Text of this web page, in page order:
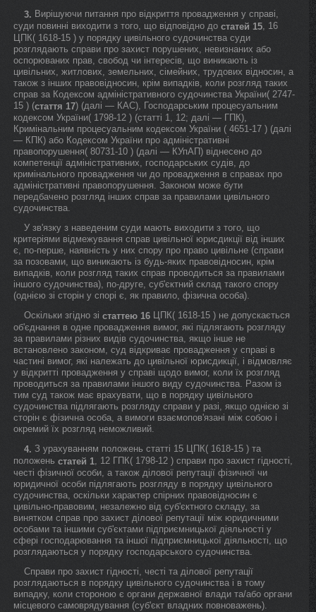
3. Вирішуючи питання про відкриття провадження у справі,
суди повинні виходити з того, що відповідно до статей 15, 16
ЦПК( 1618-15 ) у порядку цивільного судочинства суди
розглядають справи про захист порушених, невизнаних або
оспорюваних прав, свобод чи інтересів, що виникають із
цивільних, житлових, земельних, сімейних, трудових відносин, а
також з інших правовідносин, крім випадків, коли розгляд таких
справ за Кодексом адміністративного судочинства України( 2747-
15 ) (стаття 17) (далі — КАС), Господарським процесуальним
кодексом України( 1798-12 ) (статті 1, 12; далі — ГПК),
Кримінальним процесуальним кодексом України ( 4651-17 ) (далі
— КПК) або Кодексом України про адміністративні
правопорушення( 80731-10 ) (далі — КУпАП) віднесено до
компетенції адміністративних, господарських судів, до
кримінального провадження чи до провадження в справах про
адміністративні правопорушення. Законом може бути
передбачено розгляд інших справ за правилами цивільного
судочинства.
У зв'язку з наведеним суди мають виходити з того, що
критеріями відмежування справ цивільної юрисдикції від інших
є, по-перше, наявність у них спору про право цивільне (справи
за позовами, що виникають із будь-яких правовідносин, крім
випадків, коли розгляд таких справ проводиться за правилами
іншого судочинства), по-друге, суб'єктний склад такого спору
(однією зі сторін у спорі є, як правило, фізична особа).
Оскільки згідно зі статтею 16 ЦПК( 1618-15 ) не допускається
об'єднання в одне провадження вимог, які підлягають розгляду
за правилами різних видів судочинства, якщо інше не
встановлено законом, суд відкриває провадження у справі в
частині вимог, які належать до цивільної юрисдикції, і відмовляє
у відкритті провадження у справі щодо вимог, коли їх розгляд
проводиться за правилами іншого виду судочинства. Разом із
тим суд також має врахувати, що в порядку цивільного
судочинства підлягають розгляду справи у разі, якщо однією зі
сторін є фізична особа, а вимоги взаємопов'язані між собою і
окремий їх розгляд неможливий.
4. З урахуванням положень статті 15 ЦПК( 1618-15 ) та
положень статей 1, 12 ГПК( 1798-12 ) справи про захист гідності,
честі фізичної особи, а також ділової репутації фізичної чи
юридичної особи підлягають розгляду в порядку цивільного
судочинства, оскільки характер спірних правовідносин є
цивільно-правовим, незалежно від суб'єктного складу, за
винятком справ про захист ділової репутації між юридичними
особами та іншими суб'єктами підприємницької діяльності у
сфері господарювання та іншої підприємницької діяльності, що
розглядаються у порядку господарського судочинства.
Справи про захист гідності, честі та ділової репутації
розглядаються в порядку цивільного судочинства і в тому
випадку, коли стороною є органи державної влади та/або органи
місцевого самоврядування (суб'єкт владних повноважень).